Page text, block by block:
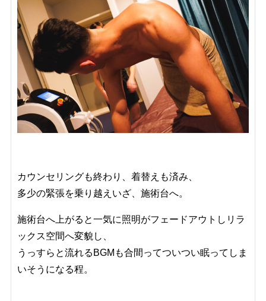
カウンセリングも終わり、着替えも済み、
多少の緊張を乗り越えいざ、施術台へ。
施術台へ上がると一気に照明がフェードアウトしリラ
ックス空間へ変貌し、
うっすらと流れるBGMも合間ってついつい眠ってしま
いそうになる程。